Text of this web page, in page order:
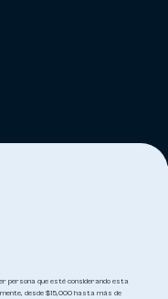
persona que esté considerando esta
desde $15,000 hasta más de